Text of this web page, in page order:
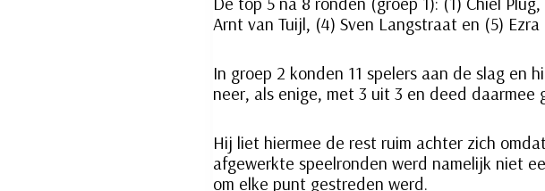
Arnt van Tuijl, (4) Sven Langstraat en (5)
In groep 2 konden 11 spelers aan de slag en
neer, als enige, met 3 uit 3 en deed daarmee
Hij liet hiermee de rest ruim achter zich
afgewerkte speelronden werd namelijk niet
om elke punt gestreden werd.